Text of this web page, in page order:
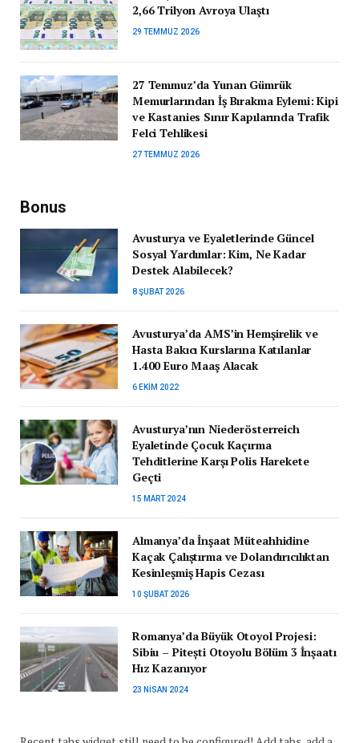
2,66 Trilyon Avroya Ulaştı
29 TEMMUZ 2026
27 Temmuz’da Yunan Gümrük
Memurlarından İş Bırakma Eylemi: Kipi
ve Kastanies Sınır Kapılarında Trafik
Felci Tehlikesi
27 TEMMUZ 2026
Bonus
Avusturya ve Eyaletlerinde Güncel
Sosyal Yardımlar: Kim, Ne Kadar
Destek Alabilecek?
8 ŞUBAT 2026
Avusturya’da AMS’in Hemşirelik ve
Hasta Bakıcı Kurslarına Katılanlar
1.400 Euro Maaş Alacak
6 EKIM 2022
Avusturya’nın Niederösterreich
Eyaletinde Çocuk Kaçırma
Tehditlerine Karşı Polis Harekete
Geçti
15 MART 2024
Almanya’da İnşaat Müteahhidine
Kaçak Çalıştırma ve Dolandırıcılıktan
Kesinleşmiş Hapis Cezası
10 ŞUBAT 2026
Romanya’da Büyük Otoyol Projesi:
Sibiu – Pitești Otoyolu Bölüm 3 İnşaatı
Hız Kazanıyor
23 NISAN 2024